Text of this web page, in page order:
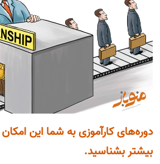
دوره‌های کارآموزی به شما این
بیشتر بشناسید.